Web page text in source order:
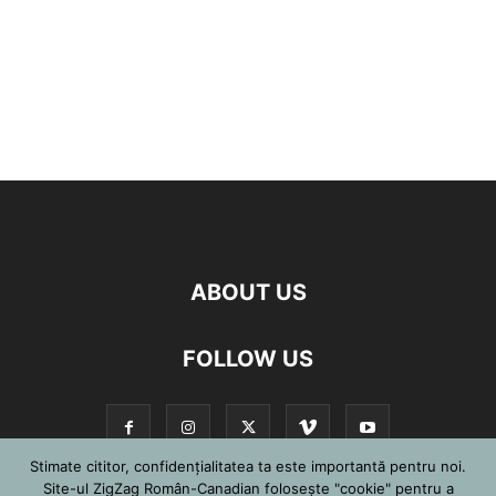
ABOUT US
FOLLOW US
Stimate cititor, confidențialitatea ta este importantă pentru noi.
Site-ul ZigZag Român-Canadian folosește "cookie" pentru a